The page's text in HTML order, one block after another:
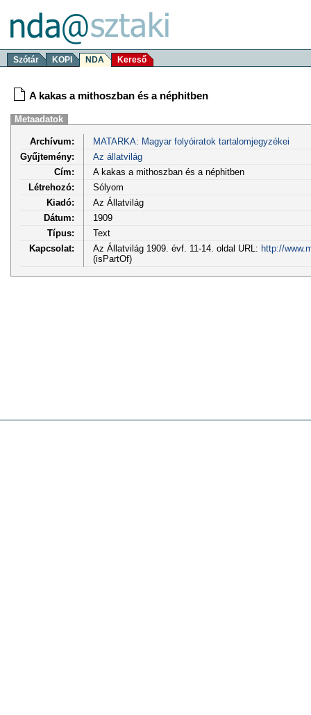
Szótár KOPI NDA Kereső
A kakas a mithoszban és a néphitben
Metaadatok
Archívum:
MATARKA: Magyar folyóiratok tartalomjegyzékei
Gyűjtemény:
Az állatvilág
Cím:
A kakas a mithoszban és a néphitben
Létrehozó:
Sólyom
Kiadó:
Az Állatvilág
Dátum:
1909
Típus:
Text
Kapcsolat:
Az Állatvilág 1909. évf. 11-14. oldal URL: http://
(isPartOf)